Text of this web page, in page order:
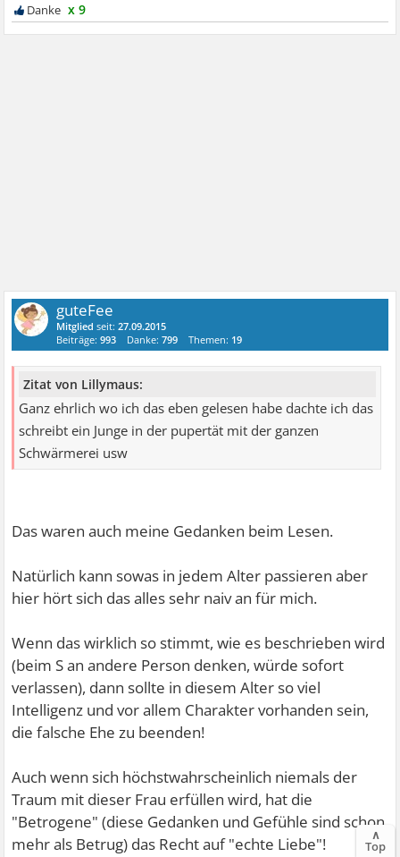
x 9
guteFee
Mitglied seit:27.09.2015
Beiträge:993 Danke:799 Themen: 19
Zitat von Lillymaus:
Ganz ehrlich wo ich das eben gelesen habe dachte ich das
schreibt ein Junge in der pupertät mit der ganzen
Schwärmerei usw
Das waren auch meine Gedanken beim Lesen.
Natürlich kann sowas in jedem Alter passieren aber
hier hört sich das alles sehr naiv an für mich.
Wenn das wirklich so stimmt, wie es beschrieben wird
(beim S an andere Person denken, würde sofort
verlassen), dann sollte in diesem Alter so viel
Intelligenz und vor allem Charakter vorhanden sein,
die falsche Ehe zu beenden!
Auch wenn sich höchstwahrscheinlich niemals der
Traum mit dieser Frau erfüllen wird, hat die
"Betrogene" (diese Gedanken und Gefühle sind schon
mehr als Betrug) das Recht auf "echte Liebe"!
∧
Top